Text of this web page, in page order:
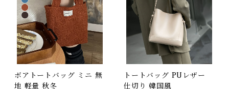
ボアトートバッグ ミニ 無
地 軽量 秋冬
トートバッグ PUレザー
仕切り 韓国風